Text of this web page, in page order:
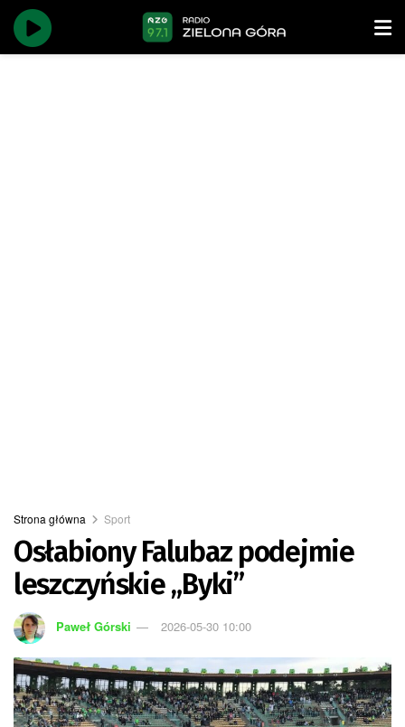
Strona główna Sport
Osłabiony Falubaz podejmie
leszczyńskie „Byki”
Paweł Górski 2026-05-30 10:00